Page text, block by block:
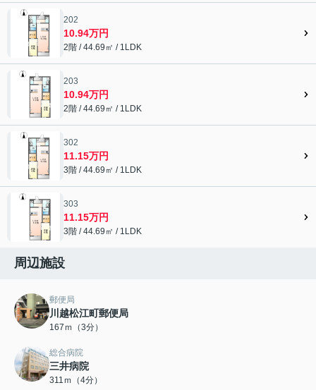
202
10.94万円
2階 / 44.69㎡ / 1LDK
203
10.94万円
2階 / 44.69㎡ / 1LDK
302
11.15万円
3階 / 44.69㎡ / 1LDK
303
11.15万円
3階 / 44.69㎡ / 1LDK
周辺施設
郵便局
川越松江町郵便局
167ｍ（3分）
総合病院
三井病院
311ｍ（4分）